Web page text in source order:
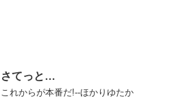
さてっと…
これからが本番だ!--ほかりゆたか